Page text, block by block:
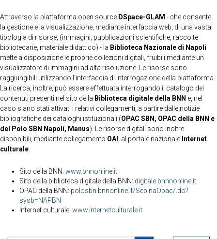
Attraverso la piattaforma open source DSpace-GLAM - che consente
la gestione e la visualizzazione, mediante interfaccia web, di una vasta
tipologia di risorse, (immagini, pubblicazioni scientifiche, raccolte
bibliotecarie, materiale didattico) - la Biblioteca Nazionale di Napoli
mette a disposizione le proprie collezioni digitali, fruibili mediante un
visualizzatore di immagini ad alta risoluzione. Le risorse sono
raggiungibili utilizzando l'interfaccia di interrogazione della piattaforma.
La ricerca, inoltre, può essere effettuata interrogando il catalogo dei
contenuti presenti nel sito della Biblioteca digitale della BNN e, nel
caso siano stati attivati i relativi collegamenti, a partire dalle notizie
bibliografiche dei cataloghi istituzionali (OPAC SBN, OPAC della BNN e
del Polo SBN Napoli, Manus). Le risorse digitali sono inoltre
disponibili, mediante collegamento OAI , al portale nazionale Internet
culturale
Sito della BNN: www.bnnonline.it
Sito della biblioteca digitale della BNN: digitale.bnnnonline.it
OPAC della BNN: polosbn.bnnonline.it/SebinaOpac/.do?
sysb=NAPBN
Internet culturale: www.internetculturale.it